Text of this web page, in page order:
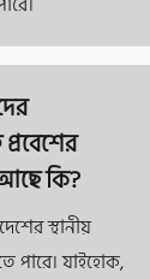
কি?
স্থানীয়
পারে। যাইহোক,